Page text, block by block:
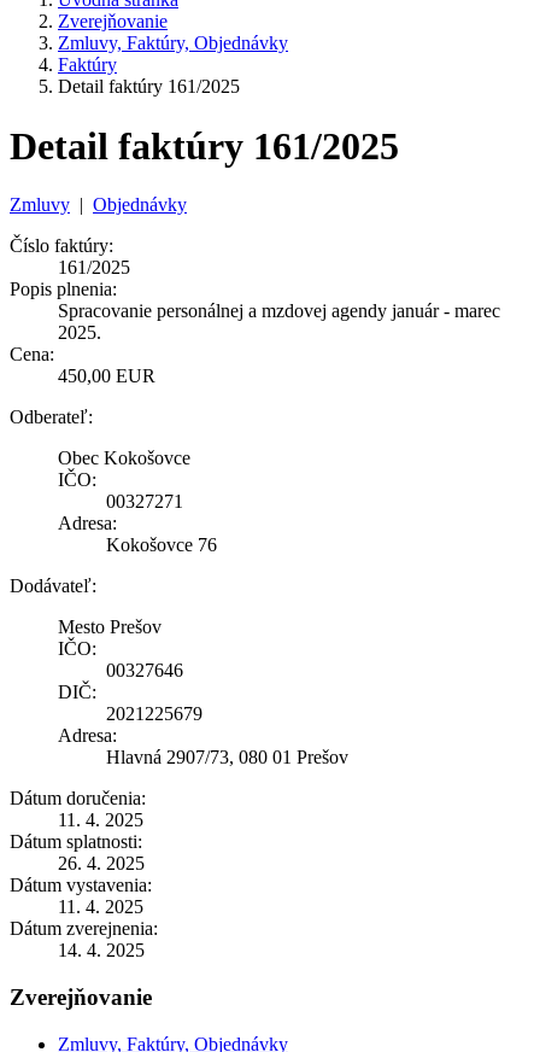
Zverejňovanie
Zmluvy, Faktúry, Objednávky
Faktúry
Detail faktúry 161/2025
Detail faktúry 161/2025
Zmluvy | Objednávky
Číslo faktúry:
161/2025
Popis plnenia:
Spracovanie personálnej a mzdovej agendy január - marec
2025.
Cena:
450,00 EUR
Odberateľ:
Obec Kokošovce
IČO:
00327271
Adresa:
Kokošovce 76
Dodávateľ:
Mesto Prešov
IČO:
00327646
DIČ:
2021225679
Adresa:
Hlavná 2907/73, 080 01 Prešov
Dátum doručenia:
11. 4. 2025
Dátum splatnosti:
26. 4. 2025
Dátum vystavenia:
11. 4. 2025
Dátum zverejnenia:
14. 4. 2025
Zverejňovanie
Zmluvy, Faktúry, Objednávky